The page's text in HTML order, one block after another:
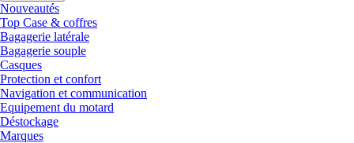
Nouveautés
Top Case & coffres
Bagagerie latérale
Bagagerie souple
Casques
Protection et confort
Navigation et communication
Equipement du motard
Déstockage
Marques